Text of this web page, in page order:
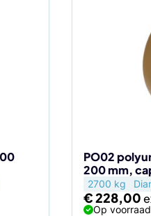
PO02
200 mm,
2700 kg
€228,00
Op